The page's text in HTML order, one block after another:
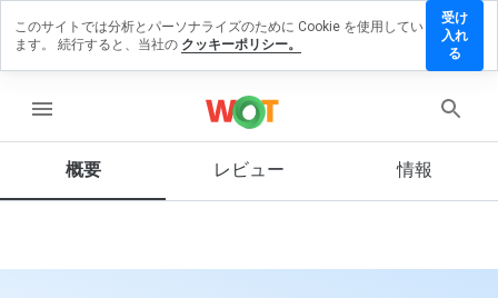
menu
概要 レビュー 情報
ーを残す
ウェ
を1
このサイトでは分析とパーソナライズのために Cookie を使用してい
ます。 続行すると、当社の クッキーポリシー。
受け
入れ
る